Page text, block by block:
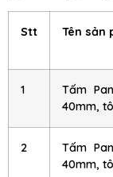
Stt Tên sản
1
Tấm
40mm,
2
Tấm
40mm,